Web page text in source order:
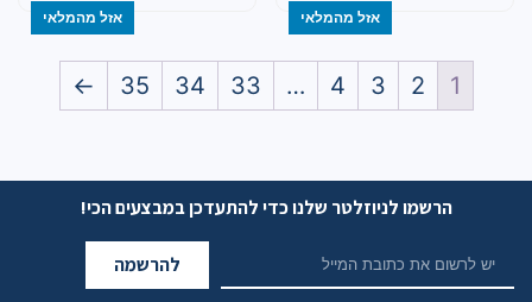
אזל מהמלאי אזל מהמלאי
1
2
3
4
…
33
34
35
←
הרשמו לניוזלטר שלנו כדי להתעדכן במבצעים הכי!
להרשמה